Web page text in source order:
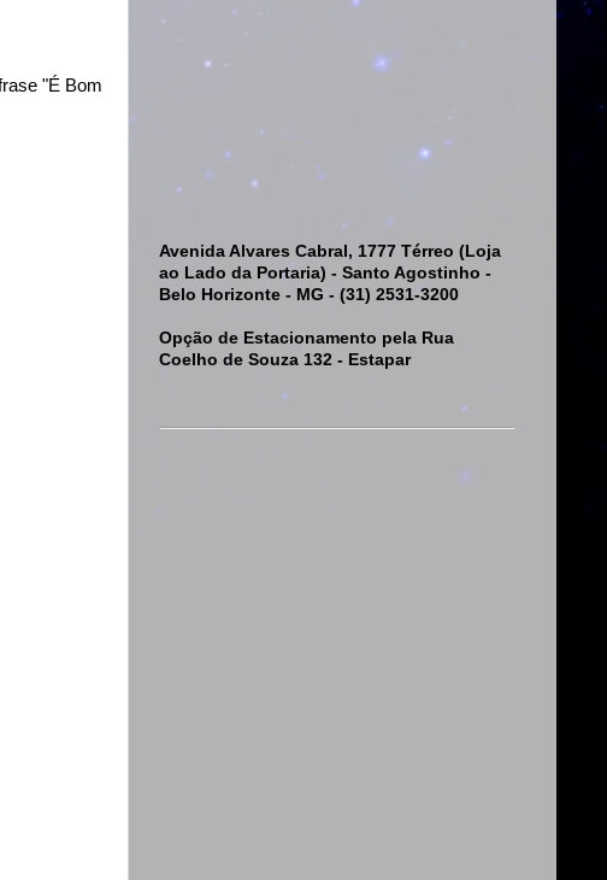
"É Bom
Avenida Alvares Cabral, 1777 Térreo (Loja
ao Lado da Portaria) - Santo Agostinho -
Belo Horizonte - MG - (31) 2531-3200
Opção de Estacionamento pela Rua
Coelho de Souza 132 - Estapar